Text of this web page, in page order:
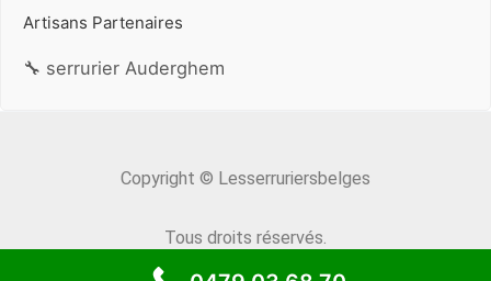
Artisans Partenaires
🔧 serrurier Auderghem
Copyright © Lesserruriersbelges
Tous droits réservés.